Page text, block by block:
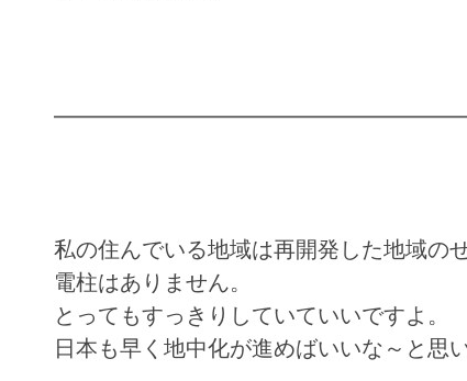
私の住んでいる地域は再開発した地域の
電柱はありません。
とってもすっきりしていていいですよ。
日本も早く地中化が進めばいいな～と思